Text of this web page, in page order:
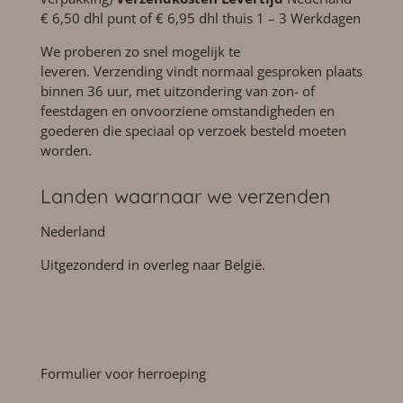
€ 6,50 dhl punt of € 6,95 dhl thuis 1 – 3 Werkdagen
We proberen zo snel mogelijk te
leveren. Verzending vindt normaal gesproken plaats
binnen 36 uur, met uitzondering van zon- of
feestdagen en onvoorziene omstandigheden en
goederen die speciaal op verzoek besteld moeten
worden.
Landen waarnaar we verzenden
Nederland
Uitgezonderd in overleg naar België.
Formulier voor herroeping